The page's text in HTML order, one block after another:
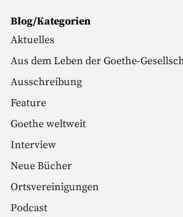
Blog/Kategorien
Aktuelles
Aus dem Leben der Goethe-
Ausschreibung
Feature
Goethe weltweit
Interview
Neue Bücher
Ortsvereinigungen
Podcast